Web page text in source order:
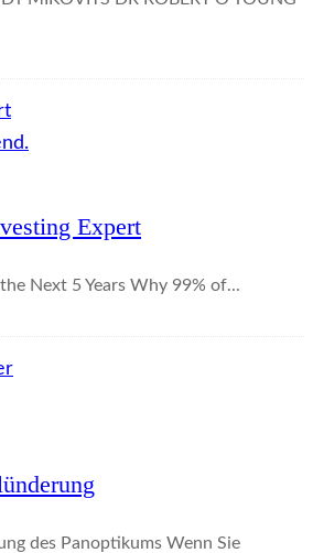
Expert
Next 5 Years Why 99% of...
des Panoptikums Wenn Sie